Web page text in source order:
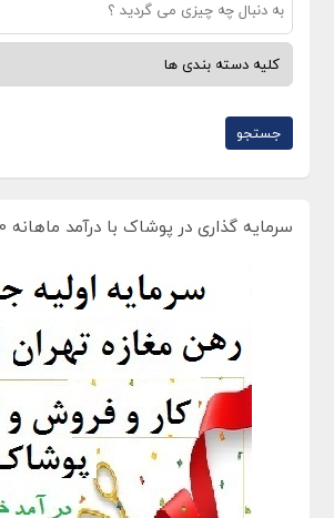
سرمایه گذاری در پوشاک با درآمد ماهانه 30میلیون تومان